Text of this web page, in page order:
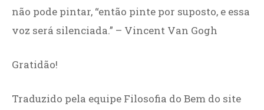
não pode pintar, “então pinte por suposto, e essa
voz será silenciada.” – Vincent Van Gogh
Gratidão!
Traduzido pela equipe Filosofia do Bem do site